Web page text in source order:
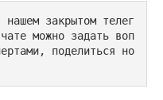
закрытом телег
можно задать воп
поделиться но